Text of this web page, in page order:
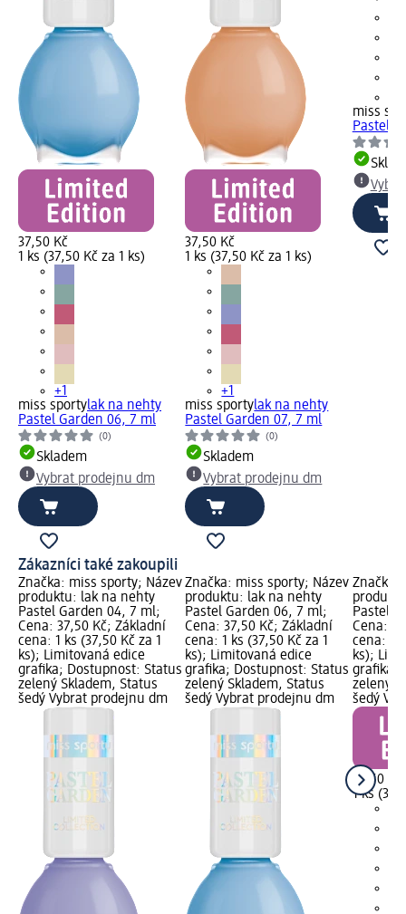
37,50 Kč
1 ks (37,50 Kč za 1 ks)
+1
miss sportylak na nehty
Pastel Garden 06, 7 ml
(0)
Skladem
Vybrat prodejnu dm
37,50 Kč
1 ks (37,50 Kč za 1 ks)
+1
miss sportylak na nehty
Pastel Garden 07, 7 ml
(0)
Skladem
Vybrat prodejnu dm
miss
Pastel
Zákazníci také zakoupili
Značka: miss sporty; Název
produktu: lak na nehty
Pastel Garden 04, 7 ml;
Cena: 37,50 Kč; Základní
cena: 1 ks (37,50 Kč za 1
ks); Limitovaná edice
grafika; Dostupnost: Status
zelený Skladem, Status
šedý Vybrat prodejnu dm
Značka: miss sporty; Název
produktu: lak na nehty
Pastel Garden 06, 7 ml;
Cena: 37,50 Kč; Základní
cena: 1 ks (37,50 Kč za 1
ks); Limitovaná edice
grafika; Dostupnost: Status
zelený Skladem, Status
šedý Vybrat prodejnu dm
Značka:
Pastel
Cena:
cena: 1
ks);
grafika;
zelený
šedý
37,50 Kč
1 ks